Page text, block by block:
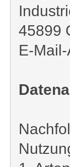
45899
E-